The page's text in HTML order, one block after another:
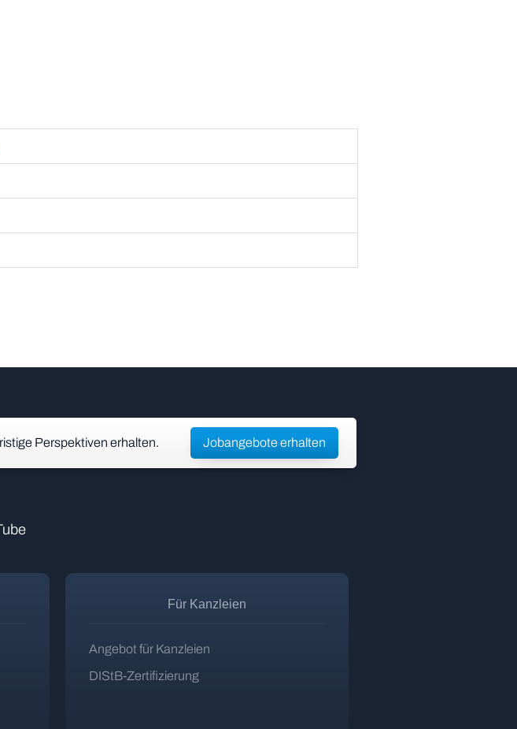
Perspektiven erhalten. Jobangebote erhalten
Für Kanzleien
Angebot für Kanzleien
DIStB-Zertifizierung